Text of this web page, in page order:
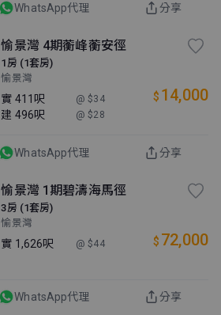
WhatsApp代理 分享
愉景灣 4期蘅峰蘅安徑
1房 (1套房)
愉景灣
實 411呎 @ $34
建 496呎 @ $28
$ 14,000
WhatsApp代理 分享
愉景灣 1期碧濤海馬徑
3房 (1套房)
愉景灣
實 1,626呎 @ $44 $ 72,000
WhatsApp代理 分享